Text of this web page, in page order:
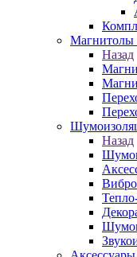
Магнитолы
Назад
Назад